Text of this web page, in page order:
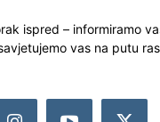
ispred – informiramo
vas na putu